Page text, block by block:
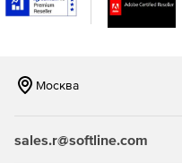
Москва
sales.r@softline.com